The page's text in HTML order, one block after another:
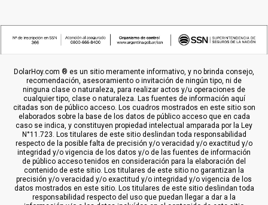
DolarHoy.com ® es un sitio meramente informativo, y no brinda consejo,
recomendación, asesoramiento o invitación de ningún tipo, ni de
ninguna clase o naturaleza, para realizar actos y/u operaciones de
cualquier tipo, clase o naturaleza. Las fuentes de información aquí
citadas son de público acceso. Los cuadros mostrados en este sitio son
elaborados sobre la base de los datos de público acceso que en cada
caso se indica, y constituyen propiedad intelectual amparada por la Ley
N°11.723. Los titulares de este sitio deslindan toda responsabilidad
respecto de la posible falta de precisión y/o veracidad y/o exactitud y/o
integridad y/o vigencia de los datos y/o de las fuentes de información
de público acceso tenidos en consideración para la elaboración del
contenido de este sitio. Los titulares de este sitio no garantizan la
precisión y/o veracidad y/o exactitud y/o integridad y/o vigencia de los
datos mostrados en este sitio. Los titulares de este sitio deslindan toda
responsabilidad respecto del uso que puedan llegar a dar a la